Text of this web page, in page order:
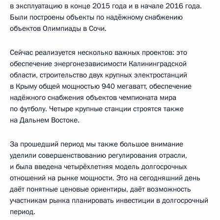
в эксплуатацию в конце 2015 года и в начале 2016 года.
Были построены объекты по надёжному снабжению
объектов Олимпиады в Сочи.
Сейчас реализуется несколько важных проектов: это
обеспечение энергонезависимости Калининградской
области, строительство двух крупных электростанций
в Крыму общей мощностью 940 мегаватт, обеспечение
надёжного снабжения объектов чемпионата мира
по футболу. Четыре крупные станции строятся также
на Дальнем Востоке.
За прошедший период мы также большое внимание
уделили совершенствованию регулирования отрасли,
и была введена четырёхлетняя модель долгосрочных
отношений на рынке мощности. Это на сегодняшний день
даёт понятные ценовые ориентиры, даёт возможность
участникам рынка планировать инвестиции в долгосрочный
период.